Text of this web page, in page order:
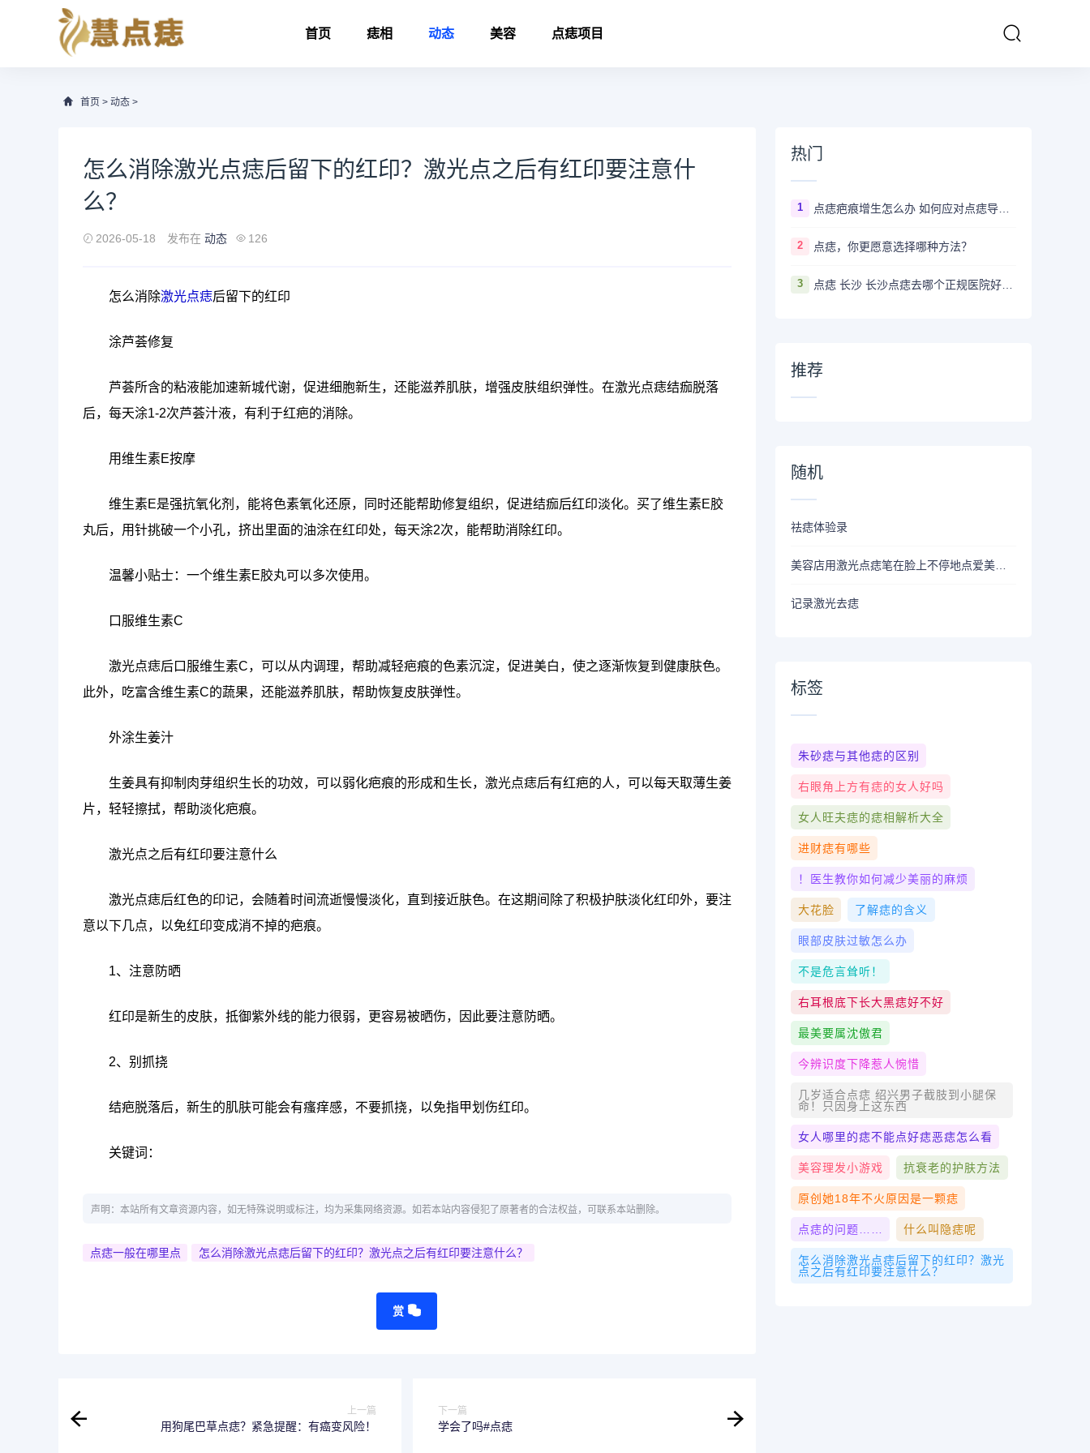
首页 痣相 动态 美容 点痣项目
首页 > 动态 >
怎么消除激光点痣后留下的红印？激光点之后有红印要注意什
么？
2026-05-18 发布在 动态 126
怎么消除激光点痣后留下的红印
涂芦荟修复
芦荟所含的粘液能加速新城代谢，促进细胞新生，还能滋养肌肤，增强皮肤组织弹性。在激光点痣结痂脱落
后，每天涂1-2次芦荟汁液，有利于红疤的消除。
用维生素E按摩
维生素E是强抗氧化剂，能将色素氧化还原，同时还能帮助修复组织，促进结痂后红印淡化。买了维生素E胶
丸后，用针挑破一个小孔，挤出里面的油涂在红印处，每天涂2次，能帮助消除红印。
温馨小贴士：一个维生素E胶丸可以多次使用。
口服维生素C
激光点痣后口服维生素C，可以从内调理，帮助减轻疤痕的色素沉淀，促进美白，使之逐渐恢复到健康肤色。
此外，吃富含维生素C的蔬果，还能滋养肌肤，帮助恢复皮肤弹性。
外涂生姜汁
生姜具有抑制肉芽组织生长的功效，可以弱化疤痕的形成和生长，激光点痣后有红疤的人，可以每天取薄生姜
片，轻轻擦拭，帮助淡化疤痕。
激光点之后有红印要注意什么
激光点痣后红色的印记，会随着时间流逝慢慢淡化，直到接近肤色。在这期间除了积极护肤淡化红印外，要注
意以下几点，以免红印变成消不掉的疤痕。
1、注意防晒
红印是新生的皮肤，抵御紫外线的能力很弱，更容易被晒伤，因此要注意防晒。
2、别抓挠
结疤脱落后，新生的肌肤可能会有瘙痒感，不要抓挠，以免指甲划伤红印。
关键词：
声明：本站所有文章资源内容，如无特殊说明或标注，均为采集网络资源。如若本站内容侵犯了原著者的合法权益，可联系本站删除。
点痣一般在哪里点 怎么消除激光点痣后留下的红印？激光点之后有红印要注意什么？
赏
上一篇
用狗尾巴草点痣？紧急提醒：有癌变风险！
下一篇
学会了吗#点痣
热门
1 点痣疤痕增生怎么办 如何应对点痣导致的疤痕增生
2 点痣，你更愿意选择哪种方法？
3 点痣 长沙 长沙点痣去哪个正规医院好？推荐5家口碑超棒且价格实惠的好医院
推荐
随机
祛痣体验录
记录激光去痣
标签
朱砂痣与其他痣的区别
右眼角上方有痣的女人好吗
女人旺夫痣的痣相解析大全
进财痣有哪些
！医生教你如何减少美丽的麻烦
大花脸 了解痣的含义
眼部皮肤过敏怎么办
不是危言耸听！
右耳根底下长大黑痣好不好
最美要属沈傲君
今辨识度下降惹人惋惜
几岁适合点痣 绍兴男子截肢到小腿保
命！只因身上这东西
女人哪里的痣不能点好痣恶痣怎么看
美容理发小游戏 抗衰老的护肤方法
原创她18年不火原因是一颗痣
点痣的问题…… 什么叫隐痣呢
怎么消除激光点痣后留下的红印？激光
点之后有红印要注意什么？